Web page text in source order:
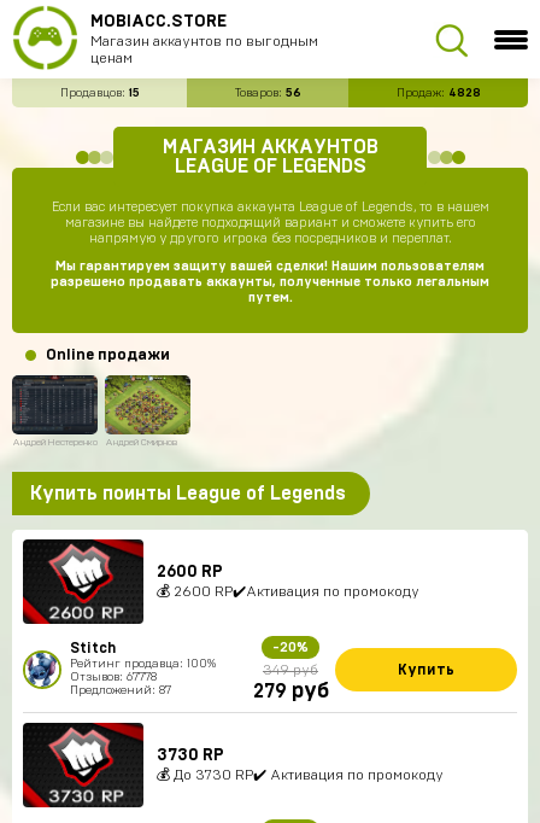
MOBIACC.STORE
Магазин аккаунтов по выгодным
ценам
Продавцов: 15 Товаров: 56 Продаж: 4828
МАГАЗИН АККАУНТОВ
LEAGUE OF LEGENDS
Если вас интересует покупка аккаунта League of Legends, то в нашем
магазине вы найдете подходящий вариант и сможете купить его
напрямую у другого игрока без посредников и переплат.
Мы гарантируем защиту вашей сделки! Нашим пользователям
разрешено продавать аккаунты, полученные только легальным
путем.
Online продажи
Андрей Нестеренко Андрей Смирнов
Купить поинты League of Legends
2600 RP
💰 2600 RP✔️Активация по промокоду
Stitch
Рейтинг продавца: 100%
Отзывов: 67778
Предложений: 87
-20%
349 руб
279 руб
Купить
3730 RP
💰 До 3730 RP✔️ Активация по промокоду